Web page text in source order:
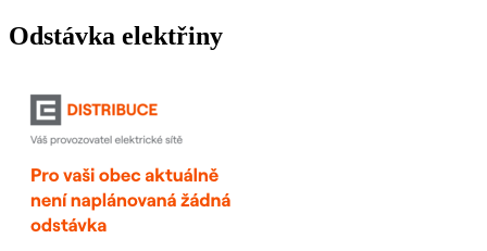
Odstávka elektřiny